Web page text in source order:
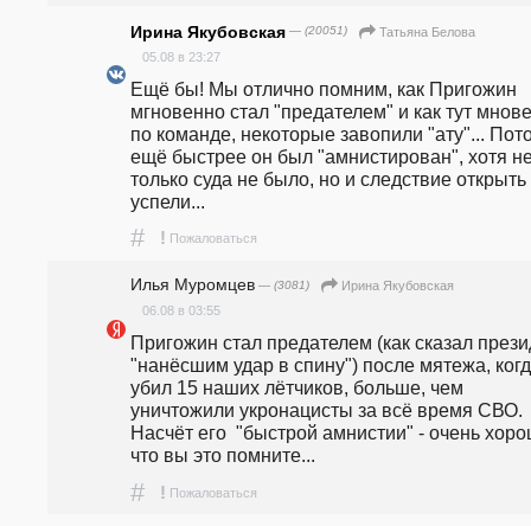
Ирина Якубовская — (20051)
Татьяна Белова
05.08 в 23:27
Ещё бы! Мы отлично помним, как Пригожин
мгновенно стал "предателем" и как тут
по команде, некоторые завопили "ату"...
ещё быстрее он был "амнистирован", хотя
только суда не было, но и следствие открыть
успели...
# ! Пожаловаться
Илья Муромцев — (3081)
Ирина Якубовская
06.08 в 03:55
Пригожин стал предателем (как сказал
"нанёсшим удар в спину") после мятежа,
убил 15 наших лётчиков, больше, чем
уничтожили укронацисты за всё время СВО.
Насчёт его  "быстрой амнистии" - очень
что вы это помните...
# ! Пожаловаться